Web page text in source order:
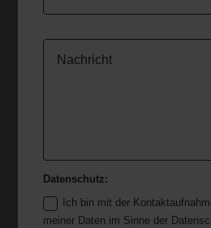
Datenschutz:
Ich bin mit der
meiner Daten im Sinne der